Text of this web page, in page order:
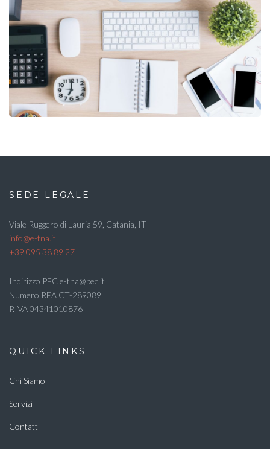
SEDE LEGALE
Viale Ruggero di Lauria 59, Catania, IT
info@e-tna.it
+39 095 38 89 27
Indirizzo PEC e-tna@pec.it
Numero REA CT-289089
P.IVA 04341010876
QUICK LINKS
Chi Siamo
Servizi
Contatti